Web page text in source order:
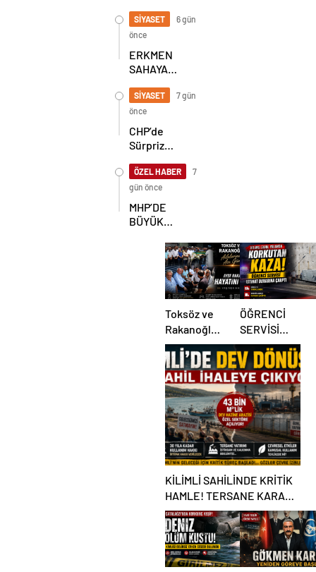
BAŞKAN
SEÇİLDİ
SİYASET
6 gün
önce
ERKMEN
SAHAYA
GÖKÇEBEY
VE
ÇAYCUMA’DA
SİYASET
7 gün
önce
CHP’de
Sürpriz
Başkanlığı
İçin
Beklenen
Hamle Geldi
ÖZEL HABER
7
gün önce
MHP’DE
BÜYÜK
Toksöz ve
Rakanoğlu
Ailelerinin
Acı Günü
ÖĞRENCİ
SERVİSİ
İSTİNAT
DUVARINA
ÇARPTI
KİLİMLİ SAHİLİNDE KRİTİK
HAMLE! TERSANE KARARI
TARTIŞMA BAŞLATTI